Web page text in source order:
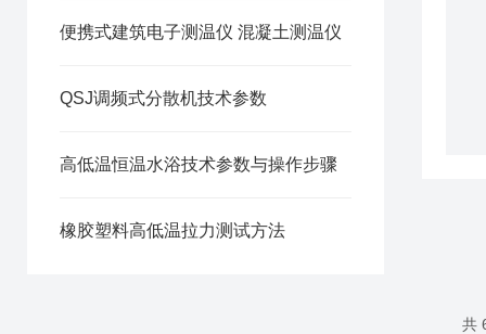
便携式建筑电子测温仪 混凝土测温仪
QSJ调频式分散机技术参数
高低温恒温水浴技术参数与操作步骤
橡胶塑料高低温拉力测试方法
共